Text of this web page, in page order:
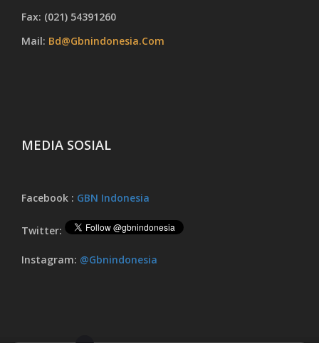
Fax: (021) 54391260
Mail: Bd@gbnindonesia.com
MEDIA SOSIAL
Facebook : GBN Indonesia
Twitter:
Instagram: @gbnindonesia